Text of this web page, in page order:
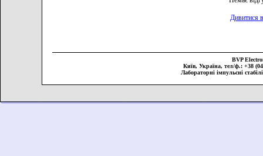
Дивитися
BVP
Київ, Україна, тел/ф.: +38
Лабораторні імпульсні